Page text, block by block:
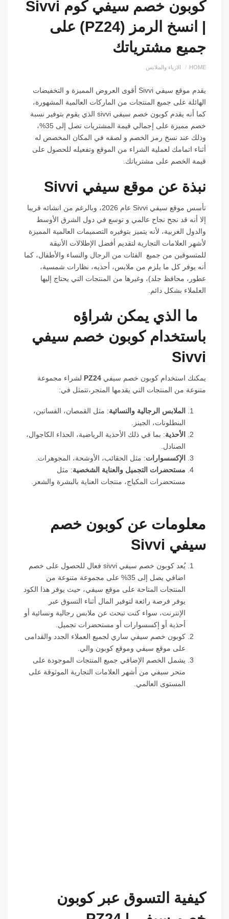
كوبون خصم سيفي كوم Sivvi
| انسخ الرمز (PZ24) على
جميع مشترياتك
HOME الازياء والملابس
يقدم موقع سيفي Sivvi أقوى العروض المميزة و التخفيضات
الهائلة على جميع المنتجات من الماركات العالمية المشهورة،
كما أنه يقدم كوبون خصم سيفي sivvi الذي يقوم بتوفير نسبة
خصم مميزة على إجمالي قيمة المشتريات تصل إلى 35%،
وذلك عند نسخ رمز الخصم و لصقه في المكان المخصص له
أثناء اتمامك لعملية الشراء من الموقع وتفعيله للحصول على
قيمة الخصم على مشترياتك.
نبذة عن موقع سيفي Sivvi
تأسس موقع سيفي Sivvi عام 2026، وبالرغم من انشائه قريبا
إلا أنه قد نجح نجاح عالمي و توسع في دول الشرق الأوسط
والدول الغربية، لأنه يتميز بتوفيره التصميمات العالمية المميزة
لأشهر العلامات التجارية لتقديم أفضل الإطلالات الأنيقة
للمتسوقين من جميع الفئات من الرجال والنساء والأطفال، كما
أنه يوفر كل ما يلزم من ملابس، أحذيه، نظارات شمسية،
عطور، محافظ جلد)، وغيرها من المنتجات التي يحتاج إليها
العلملاء بشكل دائم.
ما الذي يمكن شراؤه
باستخدام كوبون خصم سيفي
Sivvi
يمكنك استخدام كوبون خصم سيفي PZ24
لشراء مجموعة
متنوعة من المنتجات التي يقدمها المتجر،تتمثل في:
الملابس الرجالية والنسائية: مثل القمصان، الفساتين،
البنطلونات، الجينز.
الأحذية: بما في ذلك الأحذية الرياضية، الحذاء الكاجوال،
الصنادل.
الإكسسوارات: مثل الحقائب، الأوشحة، المجوهرات.
مستحضرات التجميل والعناية الشخصية: مثل
مستحضرات المكياج، منتجات العناية بالبشرة والشعر.
معلومات عن كوبون خصم
سيفي Sivvi
يُعد كوبون خصم سيفي sivvi فعال للحصول على خصم
اضافي يصل إلى 35% على مجموعة متنوعة من
المنتجات المتاحة على موقع سيفي، حيث يوفر هذا الكود
يوفر فرصة رائعة لتوفير المال أثناء التسوق عبر
الإنترنت، سواء كنت تبحث عن ملابس رجالية ونسائية أو
أحذية أو إكسسوارات أو مستحضرات تجميل.
كوبون خصم سيفي ساري لجميع العملاء الجدد والقدامى
على موقع سيفي وموقع كوبون والي.
يشمل الخصم الإضافي جميع المنتجات الموجودة على
متحر سيفي من أشهر العلامات التجارية الموثوقة على
المستوى العالمي.
كيفية التسوق عبر كوبون